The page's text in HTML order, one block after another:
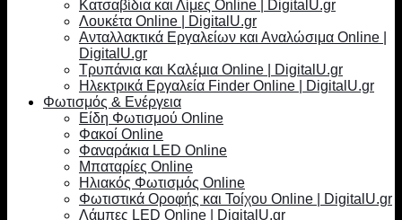
Κατσαβίδια και Λίμες Online | DigitalU.gr
Λουκέτα Online | DigitalU.gr
Ανταλλακτικά Εργαλείων και Αναλώσιμα Online |
DigitalU.gr
Τρυπάνια και Καλέμια Online | DigitalU.gr
Ηλεκτρικά Εργαλεία Finder Online | DigitalU.gr
Φωτισμός & Ενέργεια
Είδη Φωτισμού Online
Φακοί Online
Φαναράκια LED Online
Μπαταρίες Online
Ηλιακός Φωτισμός Online
Φωτιστικά Οροφής και Τοίχου Online | DigitalU.gr
Λάμπες LED Online | DigitalU.gr